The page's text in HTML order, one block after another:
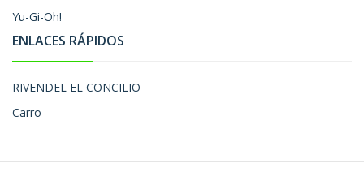
Yu-Gi-Oh!
ENLACES RÁPIDOS
RIVENDEL EL CONCILIO
Carro